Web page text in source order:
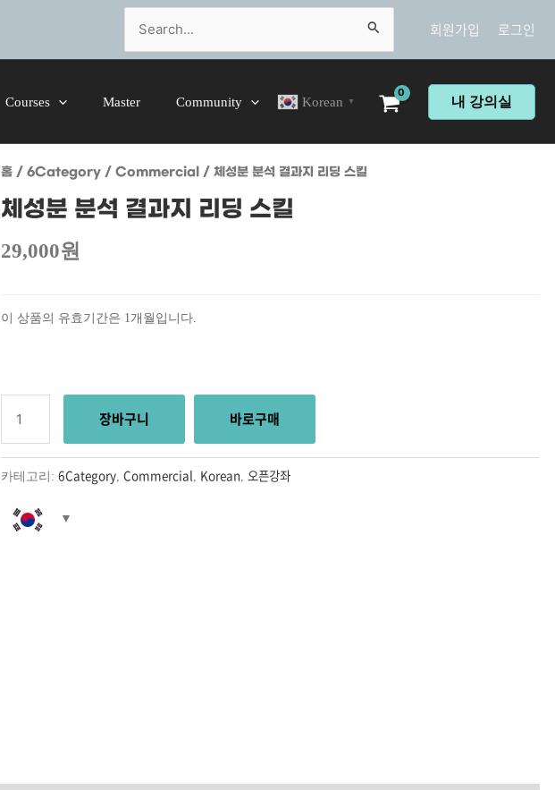
Search
for:
회원가입 로그인
Courses Master Community Korean ▼ 내 강의실
홈 /6Category /Commercial / 체성분 분석 결과지 리딩 스킬
체성분 분석 결과지 리딩 스킬
29,000원
이 상품의 유효기간은 1개월입니다.
분석
결과지
리딩
스킬
수량
장바구니 바로구매
카테고리:6Category ,Commercial Korean 오픈강좌